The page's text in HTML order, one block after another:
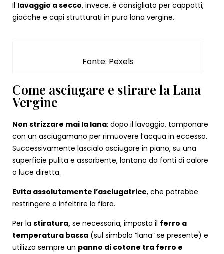
Il lavaggio a secco, invece, è consigliato per cappotti,
giacche e capi strutturati in pura lana vergine.
Fonte: Pexels
Come asciugare e stirare la Lana
Vergine
Non strizzare mai la lana: dopo il lavaggio, tamponare
con un asciugamano per rimuovere l’acqua in eccesso.
Successivamente lascialo asciugare in piano, su una
superficie pulita e assorbente, lontano da fonti di calore
o luce diretta.
Evita assolutamente l’asciugatrice, che potrebbe
restringere o infeltrire la fibra.
Per la stiratura, se necessaria, imposta il ferro a
temperatura bassa (sul simbolo “lana” se presente) e
utilizza sempre un panno di cotone tra ferro e